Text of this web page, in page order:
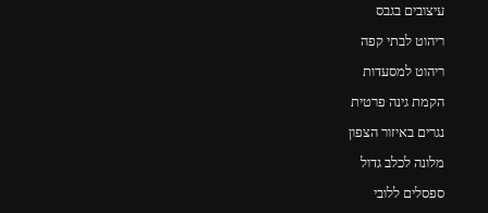
עיצובים בגבס
ריהוט לבתי קפה
ריהוט למסעדות
הקמת גינה פרטית
נגרים באיזור הצפון
מלונה לכלב גדול
ספסלים ללובי